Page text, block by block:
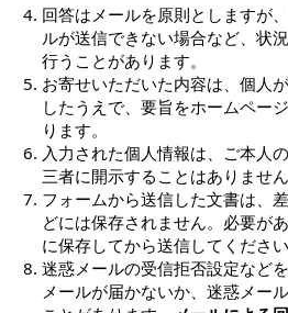
回答はメールを原則としますが
ルが送信できない場合など、状
行うことがあります。
お寄せいただいた内容は、個人
したうえで、要旨をホームペー
ります。
入力された個人情報は、ご本人
三者に開示することはありません
フォームから送信した文書は、
どには保存されません。必要が
に保存してから送信してください
迷惑メールの受信拒否設定など
メールが届かないか、迷惑メー